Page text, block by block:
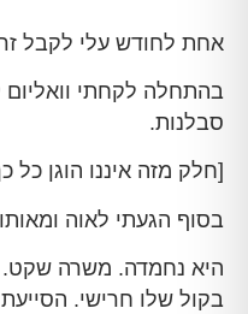
אחת לחודש עלי לקבל
בהתחלה לקחתי
סבלנות.
[חלק מזה איננו הוגן
בסוף הגעתי לאוה
היא נחמדה. משרה שקט.
בקול שלו חרישי.